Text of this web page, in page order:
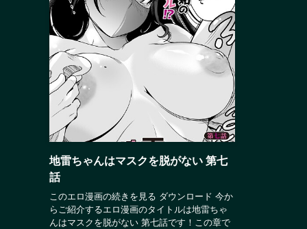
地雷ちゃんはマスクを脱がない 第七
話
このエロ漫画の続きを見る ダウンロード 今か
らご紹介するエロ漫画のタイトルは地雷ちゃ
んはマスクを脱がない 第七話です！この章で